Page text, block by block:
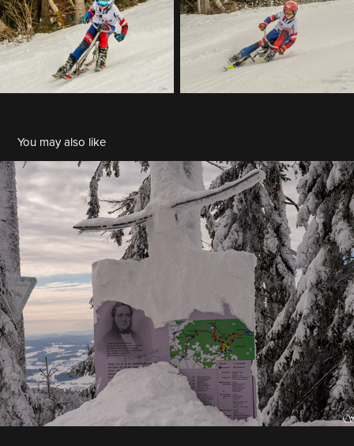
You may also like
Franz Stiglbauer: 2023-02 Dreisesselberg